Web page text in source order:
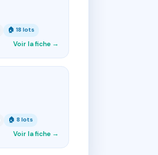
🏠 18 lots
Voir la fiche →
🏠 8 lots
Voir la fiche →